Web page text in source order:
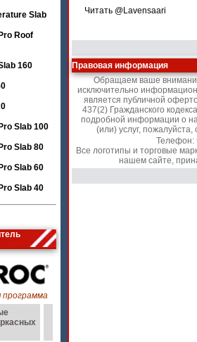
Slab
Roof
160
Slab 100
Slab 80
Slab 60
Slab 40
программа
Читать @Lavensaari
Правовая информация
Обращаем ваше
исключительно
является публичной
437(2) Гражданского
подробной информации о
(или) услуг,
Телефон:
Все логотипы и торговые
нашем сайте,